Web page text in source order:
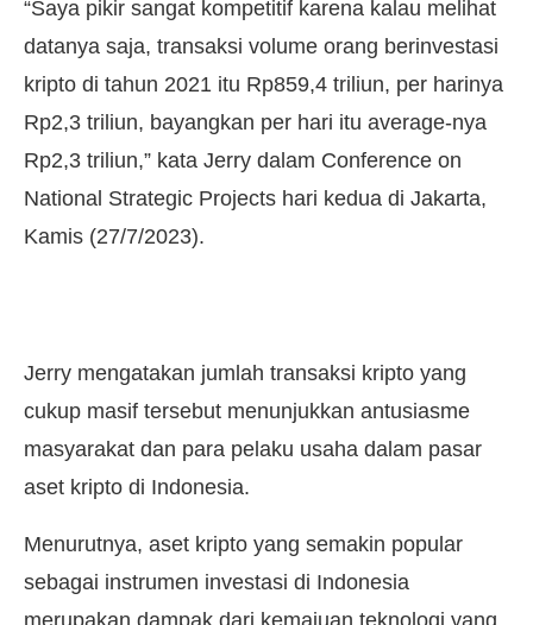
“Saya pikir sangat kompetitif karena kalau melihat
datanya saja, transaksi volume orang berinvestasi
kripto di tahun 2021 itu Rp859,4 triliun, per harinya
Rp2,3 triliun, bayangkan per hari itu average-nya
Rp2,3 triliun,” kata Jerry dalam Conference on
National Strategic Projects hari kedua di Jakarta,
Kamis (27/7/2023).
Jerry mengatakan jumlah transaksi kripto yang
cukup masif tersebut menunjukkan antusiasme
masyarakat dan para pelaku usaha dalam pasar
aset kripto di Indonesia.
Menurutnya, aset kripto yang semakin popular
sebagai instrumen investasi di Indonesia